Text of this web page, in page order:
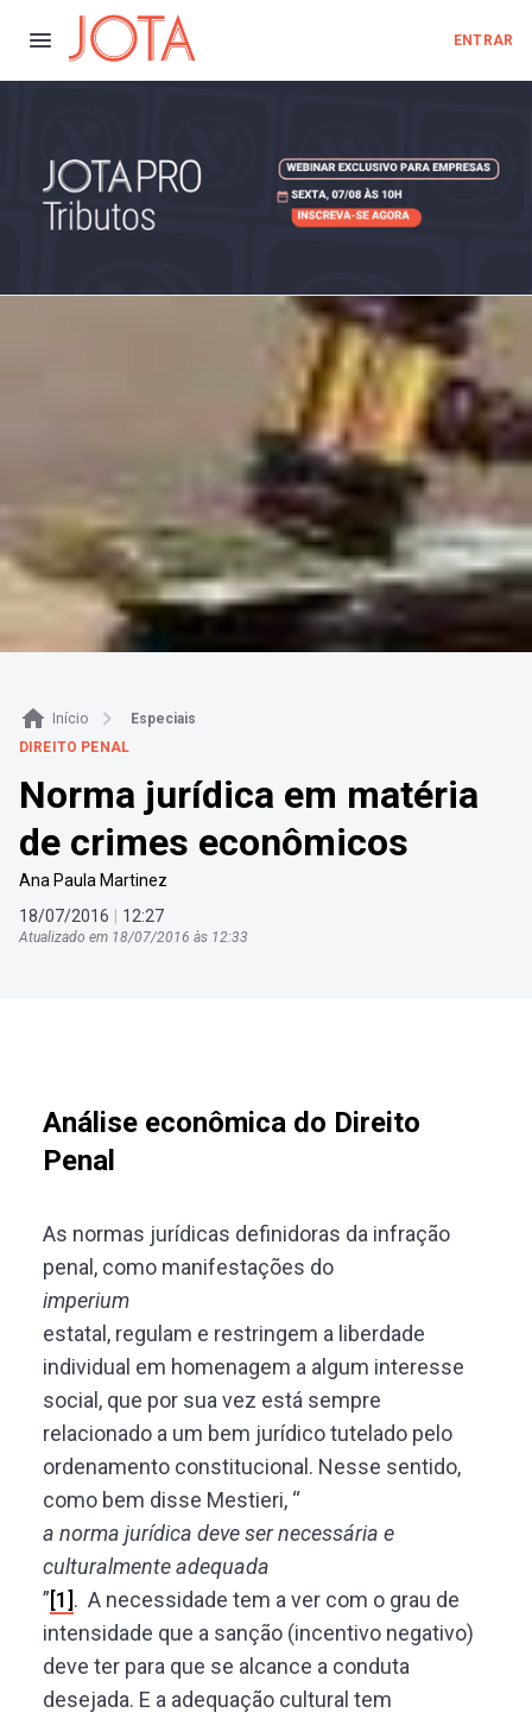
ENTRAR
Início
Especiais
DIREITO PENAL
Norma jurídica em matéria
de crimes econômicos
Ana Paula Martinez
18/07/2016 12:27
Atualizado em 18/07/2016 às 12:33
Análise econômica do Direito
Penal
As normas jurídicas definidoras da infração
penal, como manifestações do
imperium
estatal, regulam e restringem a liberdade
individual em homenagem a algum interesse
social, que por sua vez está sempre
relacionado a um bem jurídico tutelado pelo
ordenamento constitucional. Nesse sentido,
como bem disse Mestieri, “
a norma jurídica deve ser necessária e
culturalmente adequada
”[1]. A necessidade tem a ver com o grau de
intensidade que a sanção (incentivo negativo)
deve ter para que se alcance a conduta
desejada. E a adequação cultural tem